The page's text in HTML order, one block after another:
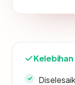
Kelebihan